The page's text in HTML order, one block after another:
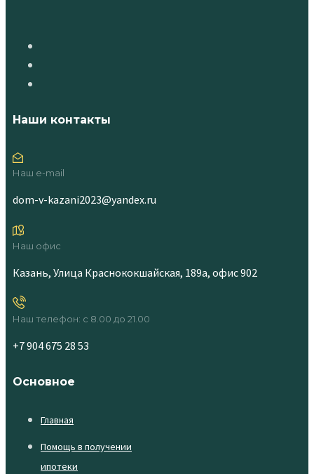
Наши контакты
Наш e-mail
dom-v-kazani2023@yandex.ru
Наш офис
Казань, Улица Краснококшайская, 189а, офис 902
Наш телефон: с 8.00 до 21.00
+7 904 675 28 53
Основное
Главная
Помощь в получении
ипотеки